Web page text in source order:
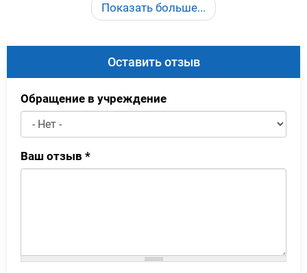
Показать больше...
Оставить отзыв
Обращение в учреждение
Ваш отзыв *